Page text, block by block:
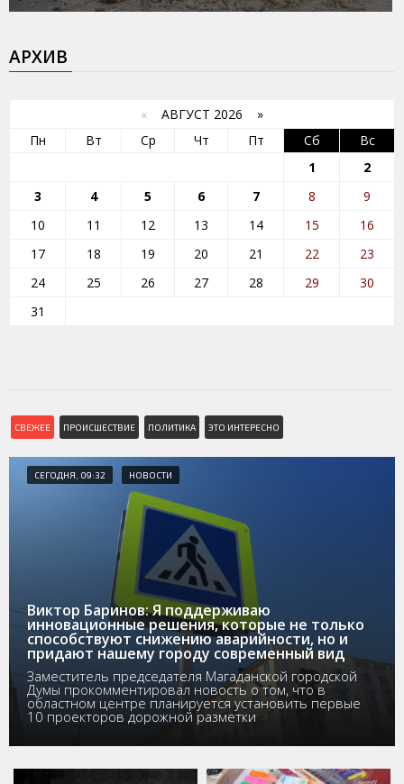
АРХИВ
« АВГУСТ 2026 »
Пн
Вт Ср Чт Пт Сб
Вс
1
2
3
4 5 6 7 8
9
10
11 12 13 14 15
16
17
18 19 20 21 22
23
24
25 26 27 28 29
30
31
СВЕЖЕЕ ПРОИСШЕСТВИЕ ПОЛИТИКА ЭТО ИНТЕРЕСНО
СЕГОДНЯ, 09:32 НОВОСТИ
Виктор Баринов: Я поддерживаю
инновационные решения, которые не только
способствуют снижению аварийности, но и
придают нашему городу современный вид
Заместитель председателя Магаданской городской
Думы прокомментировал новость о том, что в
областном центре планируется установить первые
10 проекторов дорожной разметки